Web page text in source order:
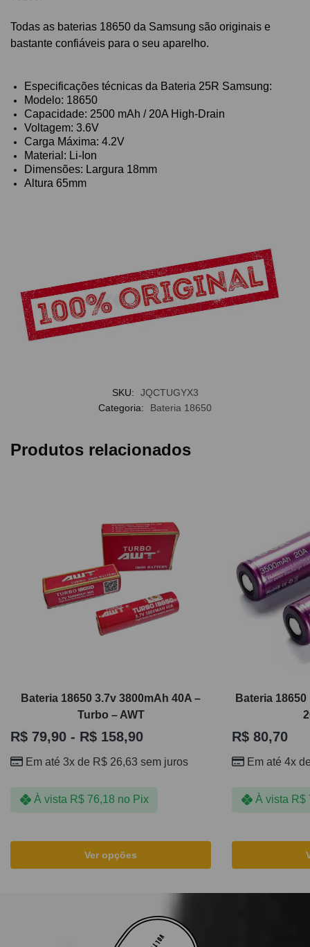
Todas as baterias 18650 da Samsung são originais e
bastante confiáveis para o seu aparelho.
Especificações técnicas da Bateria 25R Samsung:
Modelo: 18650
Capacidade: 2500 mAh / 20A High-Drain
Voltagem: 3.6V
Carga Máxima: 4.2V
Material: Li-Ion
Dimensões: Largura 18mm
Altura 65mm
SKU:
JQCTUGYX3
Categoria:
Bateria 18650
Produtos relacionados
Bateria 18650 3.7v 3800mAh 40A –
Turbo – AWT
R$ 79,90 - R$ 158,90
Em até 3x de R$ 26,63 sem juros
À vista R$76,18 no Pix
Ver opções
Bateria
R$ 80,70
Em até 4x
À vista R$